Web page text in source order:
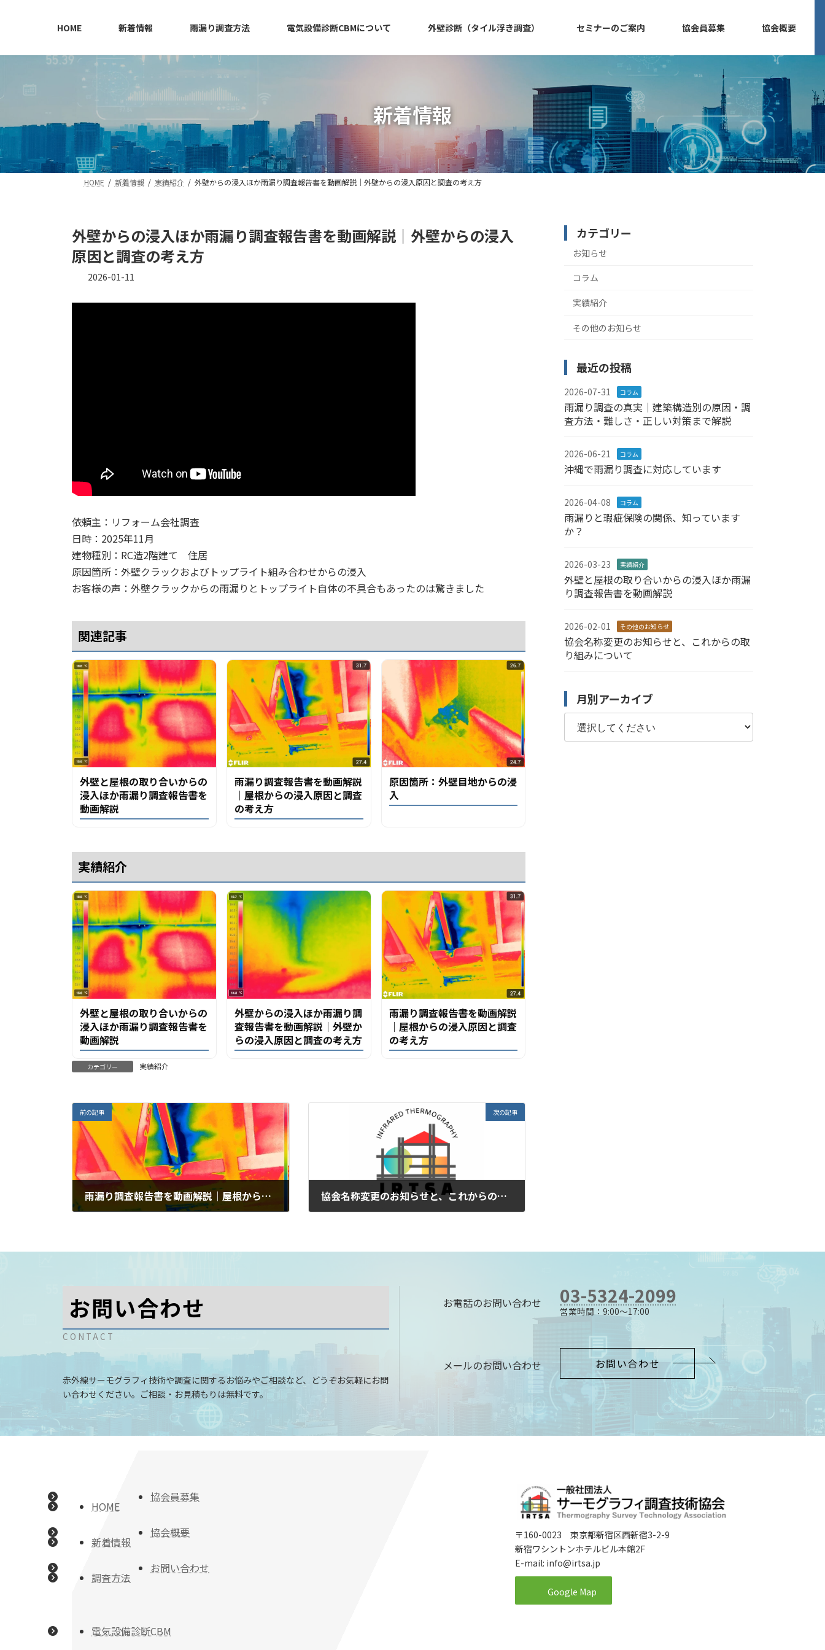
ス
ッ
プ
ン
移
動
HOME 新着情報 雨漏り調査方法 電気設備診断CBMについて 外壁診断（タイル浮き調査） セミナーのご案内 協会員募集 協会概要
新着情報
HOME 新着情報 実績紹介 外壁からの浸入ほか雨漏り調査報告書を動画解説｜外壁からの浸入原因と調査の考え方
外壁からの浸入ほか雨漏り調査報告書を動画解説｜外壁からの浸入
原因と調査の考え方
2026-01-11
依頼主：リフォーム会社調査
日時：2025年11月
建物種別：RC造2階建て 住居
原因箇所：外壁クラックおよびトップライト組み合わせからの浸入
お客様の声：外壁クラックからの雨漏りとトップライト自体の不具合もあったのは驚きました
関連記事
外壁と屋根の取り合いからの
浸入ほか雨漏り調査報告書を
動画解説
雨漏り調査報告書を動画解説
｜屋根からの浸入原因と調査
の考え方
原因箇所：外壁目地からの浸
入
実績紹介
外壁と屋根の取り合いからの
浸入ほか雨漏り調査報告書を
動画解説
外壁からの浸入ほか雨漏り調
査報告書を動画解説｜外壁か
らの浸入原因と調査の考え方
雨漏り調査報告書を動画解説
｜屋根からの浸入原因と調査
の考え方
カテゴリー 実績紹介
前の記事
雨漏り調査報告書を動画解説｜屋根からの浸入原因と調査の考え方
次の記事
協会名称変更のお知らせと、これからの取り組みについて
カテゴリー
お知らせ
コラム
実績紹介
その他のお知らせ
最近の投稿
2026-07-31 コラム
雨漏り調査の真実｜建築構造別の原因・調
査方法・難しさ・正しい対策まで解説
2026-06-21 コラム
沖縄で雨漏り調査に対応しています
2026-04-08 コラム
雨漏りと瑕疵保険の関係、知っています
か？
2026-03-23 実績紹介
外壁と屋根の取り合いからの浸入ほか雨漏
り調査報告書を動画解説
2026-02-01 その他のお知らせ
協会名称変更のお知らせと、これからの取
り組みについて
月別アーカイブ
お問い合わせ
CONTACT
赤外線サーモグラフィ技術や調査に関するお悩みやご相談など、どうぞお気軽にお問
い合わせください。ご相談・お見積もりは無料です。
お電話のお問い合わせ 03-5324-2099
営業時間：9:00～17:00
メールのお問い合わせ お問い合わせ
HOME
新着情報
調査方法
協会員募集
協会概要
お問い合わせ
電気設備診断CBM
〒160-0023 東京都新宿区西新宿3-2-9
新宿ワシントンホテルビル本館2F
E-mail: info@irtsa.jp
Google Map